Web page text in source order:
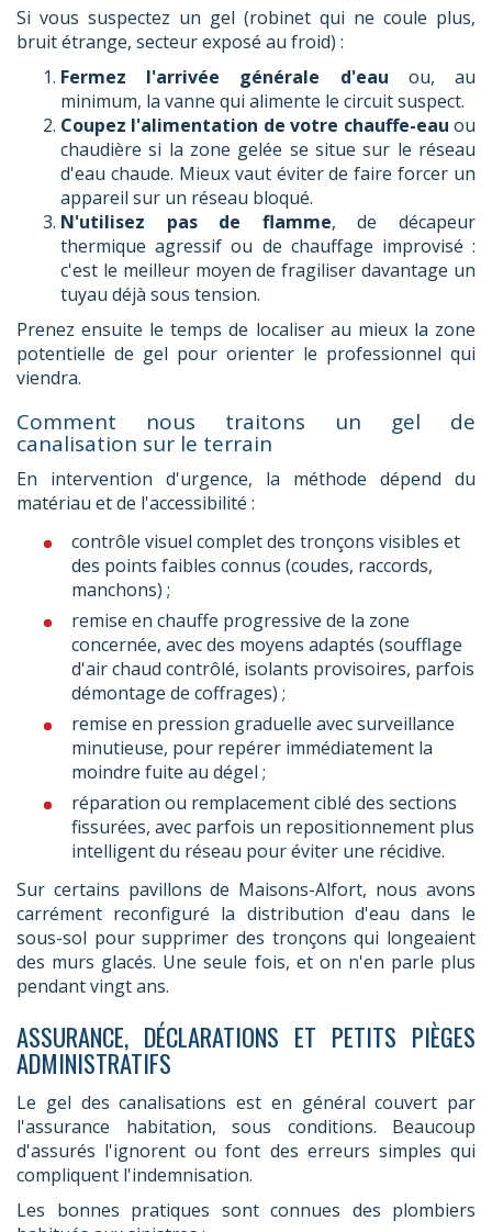
Si vous suspectez un gel (robinet qui ne coule plus,
bruit étrange, secteur exposé au froid) :
Fermez l'arrivée générale d'eau ou, au
minimum, la vanne qui alimente le circuit suspect.
Coupez l'alimentation de votre chauffe-eau ou
chaudière si la zone gelée se situe sur le réseau
d'eau chaude. Mieux vaut éviter de faire forcer un
appareil sur un réseau bloqué.
N'utilisez pas de flamme, de décapeur
thermique agressif ou de chauffage improvisé :
c'est le meilleur moyen de fragiliser davantage un
tuyau déjà sous tension.
Prenez ensuite le temps de localiser au mieux la zone
potentielle de gel pour orienter le professionnel qui
viendra.
Comment nous traitons un gel de
canalisation sur le terrain
En intervention d'urgence, la méthode dépend du
matériau et de l'accessibilité :
contrôle visuel complet des tronçons visibles et
des points faibles connus (coudes, raccords,
manchons) ;
remise en chauffe progressive de la zone
concernée, avec des moyens adaptés (soufflage
d'air chaud contrôlé, isolants provisoires, parfois
démontage de coffrages) ;
remise en pression graduelle avec surveillance
minutieuse, pour repérer immédiatement la
moindre fuite au dégel ;
réparation ou remplacement ciblé des sections
fissurées, avec parfois un repositionnement plus
intelligent du réseau pour éviter une récidive.
Sur certains pavillons de Maisons-Alfort, nous avons
carrément reconfiguré la distribution d'eau dans le
sous-sol pour supprimer des tronçons qui longeaient
des murs glacés. Une seule fois, et on n'en parle plus
pendant vingt ans.
ASSURANCE, DÉCLARATIONS ET PETITS PIÈGES
ADMINISTRATIFS
Le gel des canalisations est en général couvert par
l'assurance habitation, sous conditions. Beaucoup
d'assurés l'ignorent ou font des erreurs simples qui
compliquent l'indemnisation.
Les bonnes pratiques sont connues des plombiers